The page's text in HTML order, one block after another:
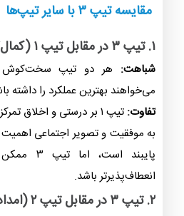
مقایسه تیپ ۳ با سایر تیپ‌ها
۱. تیپ ۳ در مقابل تیپ ۱ (کمال‌گرا)
شباهت: هر دو تیپ سخت‌کوش
می‌خواهند بهترین عملکرد را داشته
تفاوت: تیپ ۱ بر درستی و اخلاق
به موفقیت و تصویر اجتماعی
پایبند
انعطاف‌پذیرتر باشد.
۲. تیپ ۳ در مقابل تیپ ۲ (امدادگر)